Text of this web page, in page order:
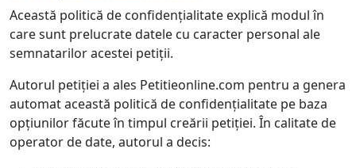
Această politică de confidențialitate explică modul în
care sunt prelucrate datele cu caracter personal ale
semnatarilor acestei petiții.
Autorul petiției a ales Petitieonline.com pentru a genera
automat această politică de confidențialitate pe baza
opțiunilor făcute în timpul creării petiției. În calitate de
operator de date, autorul a decis: